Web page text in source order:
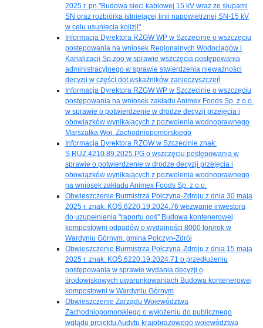
2025 r. pn."Budowa sieci kablowej 15 kV wraz ze słupami
SN oraz rozbiórka istniejącej linii napowietrznej SN-15 kV
w celu usunięcia kolizji"
Informacja Dyrektora RZGW WP w Szczecinie o wszczęciu
postępowania na wniosek Regionalnych Wodociągów i
Kanalizacji Sp.zoo w sprawie wszczęcia postępowania
administracyjnego w sprawie stwierdzenia nieważności
decyzji w części dot.wskaźników zanieczyszczeń
Informacja Dyrektora RZGW WP w Szczecinie o wszczęciu
postępowania na wniosek zakładu Animex Foods Sp. z o.o.
w sprawie o potwierdzenie w drodze decyzji przejęcia i
obowiązków wynikających z pozwolenia wodnoprawnego
Marszałka Woj. Zachodniopomorskiego
Informacja Dyrektora RZGW w Szczecinie znak:
S.RUZ.4210.89.2025.PG o wszczęciu postępowania w
sprawie o potwierdzenie w drodze decyzji przejęcia i
obowiązków wynikających z pozwolenia wodnoprawnego
na wniosek zakładu Animex Foods Sp. z o.o.
Obwieszczenie Burmistrza Połczyna-Zdroju z dnia 30 maja
2025 r. znak: KOŚ.6220.19.2024.76 wezwanie inwestora
do uzupełnienia "raportu ooś" Budowa kontenerowej
kompostowni odpadów o wydajności 8000 ton/rok w
Wardyniu Górnym, gmina Połczyn-Zdrój
Obwieszczenie Burmistrza Połczyna-Zdroju z dnia 15 maja
2025 r. znak: KOŚ.6220.19.2024.71 o przedłużeniu
postępowania w sprawie wydania decyzji o
środowiskowych uwarunkowaniach Budowa kontenerowej
kompostowni w Wardyniu Górnym
Obwieszczenie Zarządu Województwa
Zachodniopomorskiego o wyłożeniu do publicznego
wglądu projektu Audytu krajobrazowego województwa